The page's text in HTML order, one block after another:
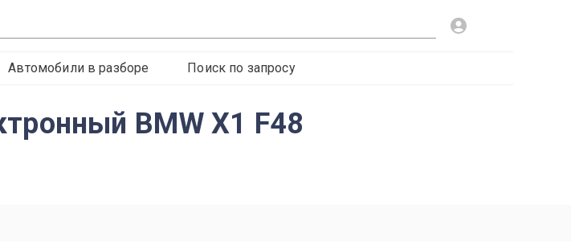
Автомобили в разборе Поиск по запросу
BMW X1 F48